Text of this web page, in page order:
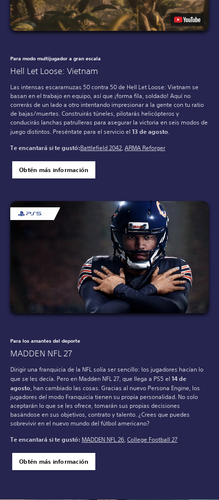
Para modo multijugador a gran escala
Hell Let Loose: Vietnam
Las intensas escaramuzas 50 contra 50 de Hell Let Loose: Vietnam se
basan en el trabajo en equipo, así que ¡forma fila, soldado! Aquí no
correrás de un lado a otro intentando impresionar a la gente con tu ratio
de bajas/muertes. Construirás túneles, pilotarás helicópteros y
conducirás lanchas patrulleras para asegurar la victoria en seis modos de
juego distintos. Preséntate para el servicio el 13 de agosto.
Te encantará si te gustó:Battlefield 2042,ARMA Reforger
Obtén más información
Para los amantes del deporte
MADDEN NFL 27
Dirigir una franquicia de la NFL solía ser sencillo: los jugadores hacían lo
que se les decía. Pero en Madden NFL 27, que llega a PS5 el 14 de
agosto, han cambiado las cosas. Gracias al nuevo Persona Engine, los
jugadores del modo Franquicia tienen su propia personalidad. No solo
aceptarán lo que se les ofrece, tomarán sus propias decisiones
basándose en sus objetivos, contrato y talento. ¿Crees que puedes
sobrevivir en el nuevo mundo del fútbol americano?
Te encantará si te gustó: MADDEN NFL 26,College Football 27
Obtén más información